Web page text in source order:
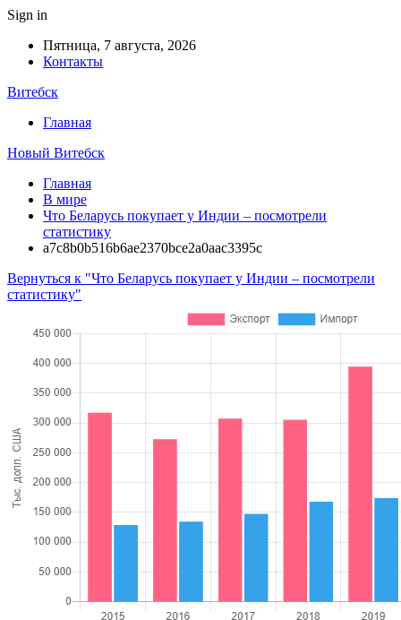
Sign in
Пятница, 7 августа, 2026
Контакты
Витебск
Главная
Новый Витебск
Главная
В мире
Что Беларусь покупает у Индии – посмотрели
статистику
a7c8b0b516b6ae2370bce2a0aac3395c
Вернуться к "Что Беларусь покупает у Индии – посмотрели
статистику"